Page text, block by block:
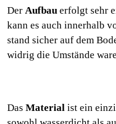
Der Aufbau erfolgt sehr
kann es auch innerhalb
stand sicher auf dem
widrig die Umstände
Das Material ist ein